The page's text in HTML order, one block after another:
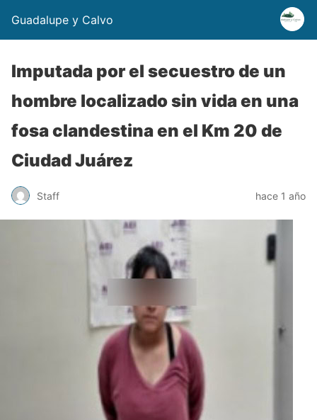
Guadalupe y Calvo
Imputada por el secuestro de un
hombre localizado sin vida en una
fosa clandestina en el Km 20 de
Ciudad Juárez
Staff hace 1 año